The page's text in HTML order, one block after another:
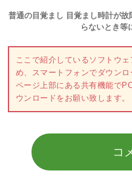
普通の目覚まし 目覚まし時計が
らないとき等
ここで紹介しているソフトウ
め、スマートフォンでダウンロ
ページ上部にある共有機能で
ウンロードをお願い致します。
コ